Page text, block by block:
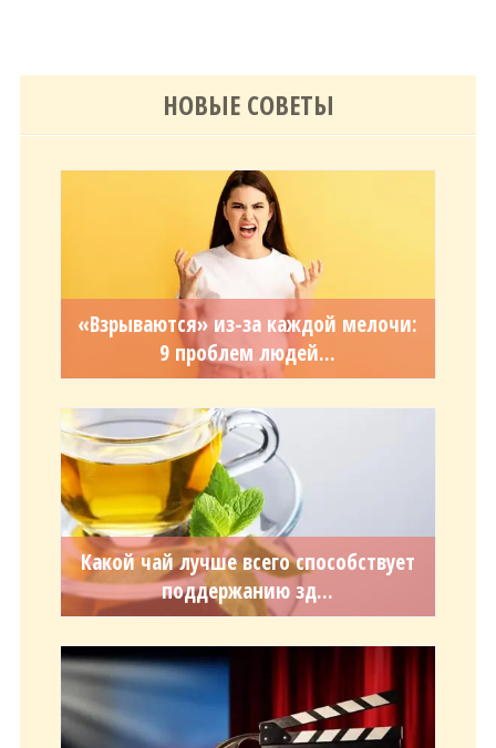
НОВЫЕ СОВЕТЫ
«Взрываются» из-за каждой мелочи:
9 проблем людей...
Какой чай лучше всего способствует
поддержанию зд...